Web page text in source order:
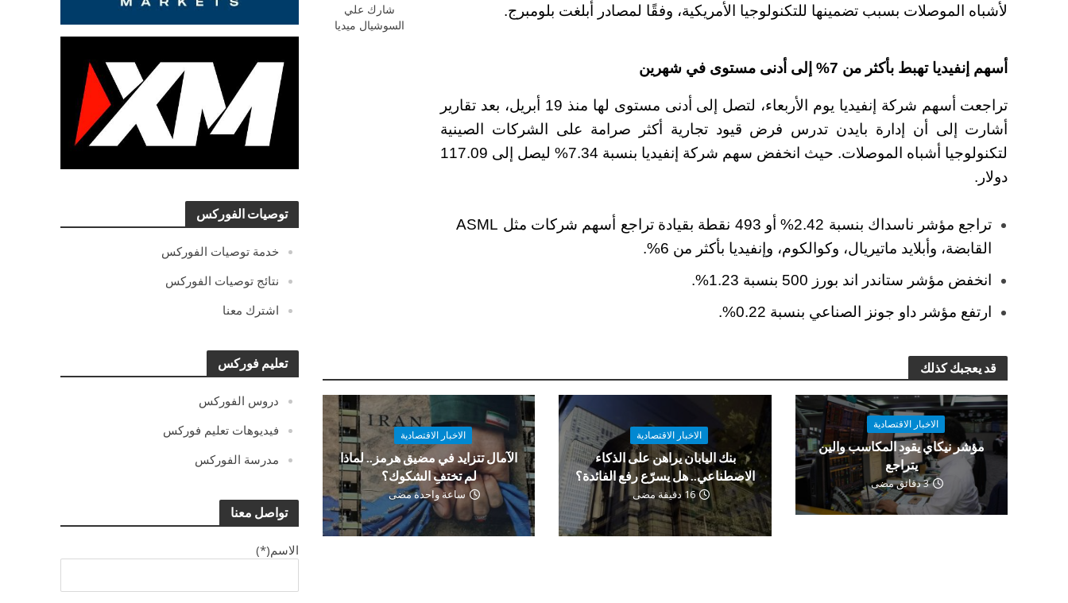
توصيات الفوركس
خدمة توصيات الفوركس
نتائج توصيات الفوركس
اشترك معنا
تعليم فوركس
دروس الفوركس
فيديوهات تعليم فوركس
مدرسة الفوركس
تواصل معنا
الاسم(*)
شارك علي
السوشيال ميديا
لأشباه الموصلات بسبب تضمينها للتكنولوجيا الأمريكية، وفقًا لمصادر أبلغت بلومبرج.
أسهم إنفيديا تهبط بأكثر من 7% إلى أدنى مستوى في شهرين
تراجعت أسهم شركة إنفيديا يوم الأربعاء، لتصل إلى أدنى مستوى لها منذ 19 أبريل، بعد تقارير
أشارت إلى أن إدارة بايدن تدرس فرض قيود تجارية أكثر صرامة على الشركات الصينية
لتكنولوجيا أشباه الموصلات. حيث
انخفض سهم شركة إنفيديا بنسبة 7.34% ليصل إلى 117.09
دولار.
تراجع مؤشر ناسداك بنسبة 2.42% أو 493 نقطة بقيادة تراجع أسهم شركات مثل ASML
القابضة، وأبلايد ماتيريال، وكوالكوم، وإنفيديا بأكثر من 6%.
انخفض مؤشر ستاندر اند بورز 500 بنسبة 1.23%.
ارتفع مؤشر داو جونز الصناعي بنسبة 0.22%.
قد يعجبك كذلك
الاخبار الاقتصادية
مؤشر نيكاي يقود المكاسب والين
يتراجع
3 دقائق مضى
الاخبار الاقتصادية
بنك اليابان يراهن على الذكاء
الاصطناعي.. هل يسرّع رفع الفائدة؟
16 دقيقة مضى
الاخبار الاقتصادية
الآمال تتزايد في مضيق هرمز.. لماذا
لم تختفِ الشكوك؟
ساعة واحدة مضى